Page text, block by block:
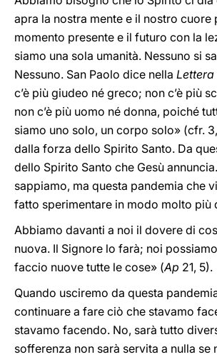
apra la nostra mente e il nostro cuore
momento presente e il futuro con la
siamo una sola umanità. Nessuno si
Nessuno. San Paolo dice nella
c’è più giudeo né greco; non c’è più
non c’è più uomo né donna, poiché
siamo uno solo, un corpo solo» (cfr.
dalla forza dello Spirito Santo. Da
dello Spirito Santo che Gesù
sappiamo, ma questa pandemia che
fatto sperimentare in modo molto più
Abbiamo davanti a noi il dovere di
nuova. Il Signore lo farà; noi
faccio nuove tutte le cose» (Ap 21, 5).
Quando usciremo da questa
continuare a fare ciò che stavamo
stavamo facendo. No, sarà tutto
sofferenza non sarà servita a nulla se